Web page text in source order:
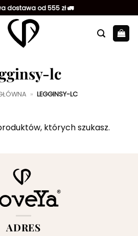
dostawa od 555 zł 🚛
lc
» LEGGINSY-LC
których szukasz.
ADRES